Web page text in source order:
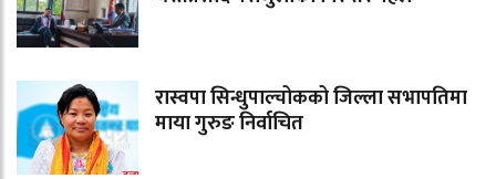
रास्वपा सिन्धुपाल्चोकको जिल्ला सभापतिमा
माया गुरुङ निर्वाचित